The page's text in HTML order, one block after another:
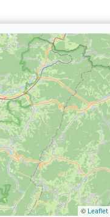
© Leaflet